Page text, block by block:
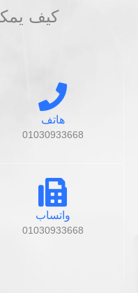
كيف
هاتف
01030933668
واتساب
01030933668